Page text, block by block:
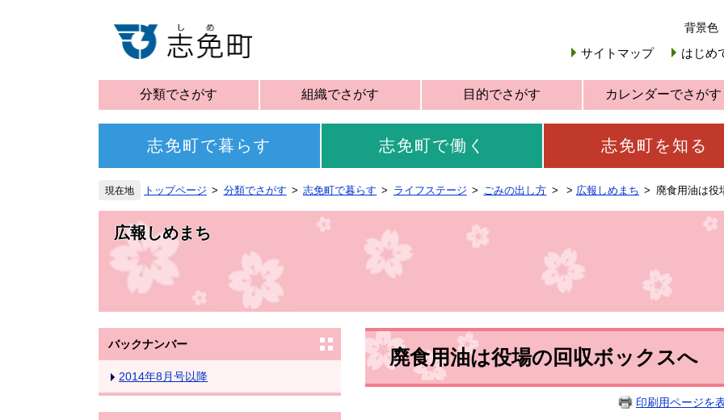
背景色
サイトマップ はじめ
分類でさがす 組織でさがす 目的でさがす カレンダーでさがす
志免町で暮らす 志免町で働く 志免町を知る
トップページ 分類でさがす 志免町で暮らす ライフステージ ごみの出し方 > 広報しめまち 廃食用油は役
広報しめまち
バックナンバー
2014年8月号以降
廃食用油は役場の回収ボックスへ
印刷用ページを